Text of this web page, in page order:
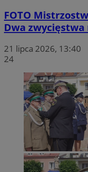
FOTO
Dwa
21 lipca 2026, 13:40
24